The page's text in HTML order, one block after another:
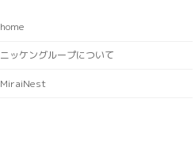
home
ニッケングループについて
MiraiNest